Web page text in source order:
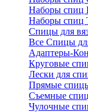
Наборы спиц
Наборы спиц
Спицы для
Все Спицы
Адаптеры-
Круговые
Лески для
Прямые
Съемные
Чулочные